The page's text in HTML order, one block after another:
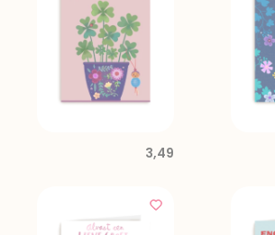
3,49